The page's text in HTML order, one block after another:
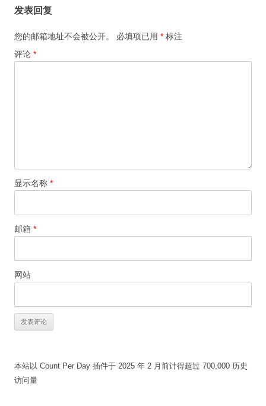
航
发表回复
您的邮箱地址不会被公开。 必填项已用 * 标注
评论 *
显示名称 *
邮箱 *
网站
本站以 Count Per Day 插件于 2025 年 2 月前计得超过 700,000 历史
访问量